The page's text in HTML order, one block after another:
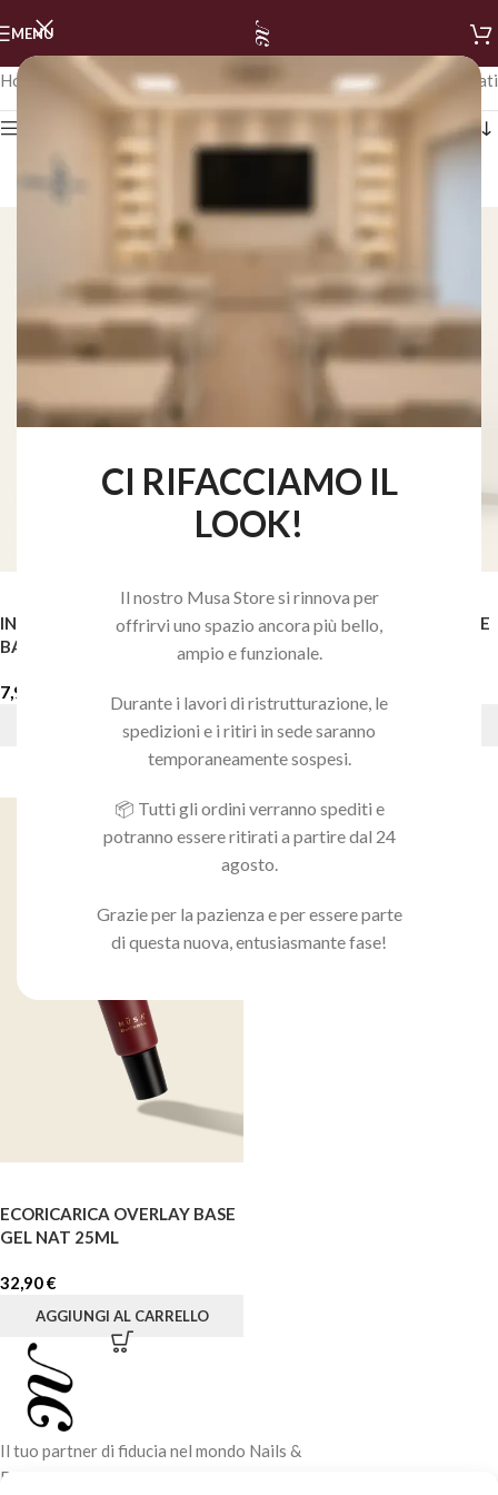
CI RIFACCIAMO IL
LOOK!
Il nostro Musa Store si rinnova per
offrirvi uno spazio ancora più bello,
ampio e funzionale.
Durante i lavori di ristrutturazione, le
spedizioni e i ritiri in sede saranno
temporaneamente sospesi.
📦 Tutti gli ordini verranno spediti e
potranno essere ritirati a partire dal 24
agosto.
Grazie per la pazienza e per essere parte
di questa nuova, entusiasmante fase!
MENU
Home LINEA NAILS/BASI Visualizzazione di 3 risultati
INTERFACE™ FOUNDATION
BASE GEL 5ML
7,90
AGGIUNGI AL CARRELLO
ECORICARICA OVERLAY BASE
GEL NUDE 25ML
AGGIUNGI AL CARRELLO
ECORICARICA OVERLAY BASE
GEL NAT 25ML
32,90€
AGGIUNGI AL CARRELLO
Il tuo partner di fiducia nel mondo Nails &
Beauty. Vendita di prodotti professionali e